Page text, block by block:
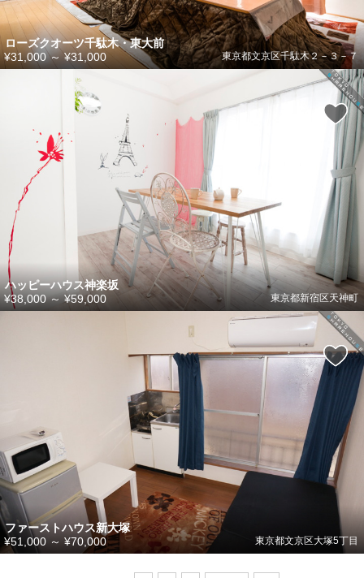
ローズクオーツ千駄木・東大前
東京都文京区千駄木２－３－７
¥31,000～¥31,000
ハッピーハウス神楽坂
東京都新宿区天神町
¥38,000～¥59,000
ファーストハウス新大塚
東京都文京区大塚5丁目
¥51,000 ～ ¥70,000